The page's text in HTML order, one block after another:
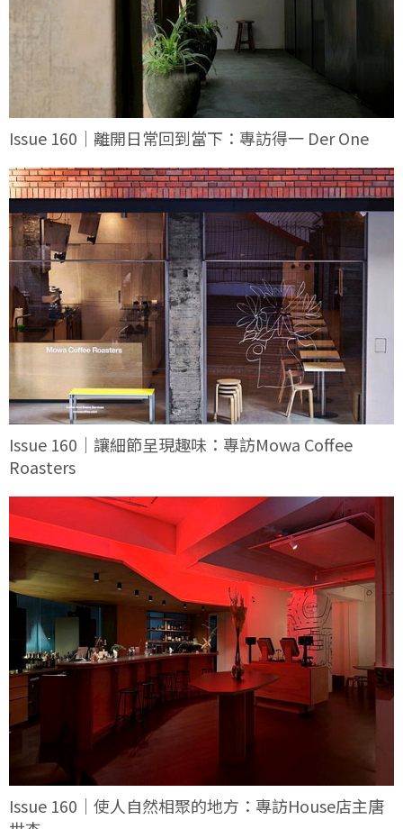
Issue 160｜離開日常回到當下：專訪得一 Der One
Issue 160｜讓細節呈現趣味：專訪Mowa Coffee
Roasters
Issue 160｜使人自然相聚的地方：專訪House店主唐